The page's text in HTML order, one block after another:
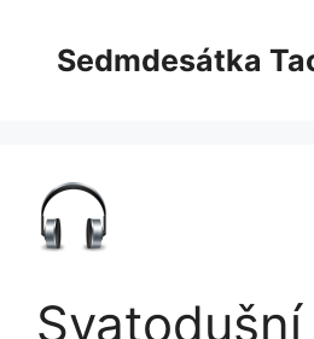
obsahSedmdesátka